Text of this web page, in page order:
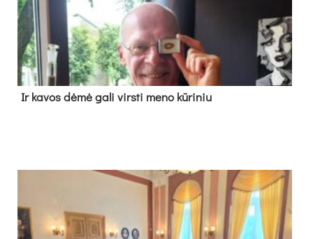
Ir ka­vos dė­mė ga­li virs­ti me­no kū­ri­niu